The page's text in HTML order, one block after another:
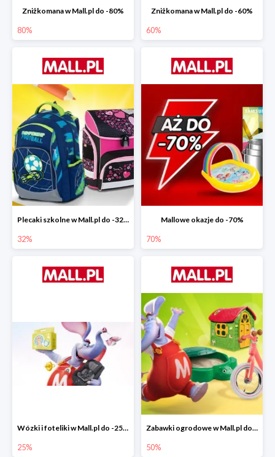
Zniżkomana w Mall.pl do -80%
80%
Zniżkomana w Mall.pl do -60%
60%
Plecaki szkolne w Mall.pl do -32%
32%
Mallowe okazje do -70%
70%
Wózki i foteliki w Mall.pl do -25%
25%
Zabawki ogrodowe w Mall.pl do -40%
50%